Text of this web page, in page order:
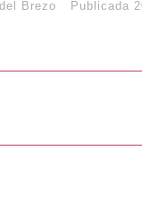
Brezo Publicada